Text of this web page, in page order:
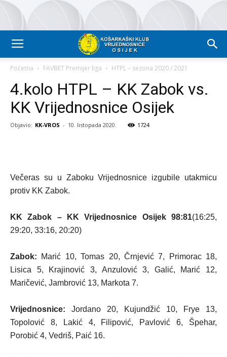
Početna FAVBET Premijer liga HTPL – sezona 2020 / 2021
4.kolo HTPL – KK Zabok vs.
KK Vrijednosnice Osijek
Objavio: KK-VROS - 10. listopada 2020. 1724
Večeras su u Zaboku Vrijednosnice izgubile utakmicu
protiv KK Zabok.
KK Zabok – KK Vrijednosnice Osijek 98:81(16:25,
29:20, 33:16, 20:20)
Zabok: Marić 10, Tomas 20, Črnjević 7, Primorac 18,
Lisica 5, Krajinović 3, Anzulović 3, Galić, Marić 12,
Maričević, Jambrović 13, Markota 7.
Vrijednosnice: Jordano 20, Kujundžić 10, Frye 13,
Topolović 8, Lakić 4, Filipović, Pavlović 6, Špehar,
Porobić 4, Vedriš, Paić 16.